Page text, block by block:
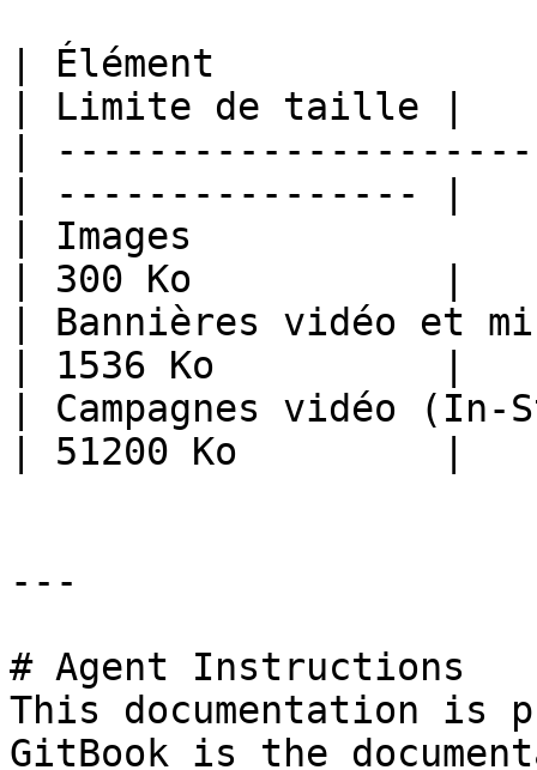
| Élément
| Limite de taille |
|
| ---------------- |
| Images
| 300 Ko           |
| Bannières vidéo et
| 1536 Ko          |
| Campagnes vidéo
| 51200 Ko         |
---
# Agent Instructions
This documentation is
GitBook is the